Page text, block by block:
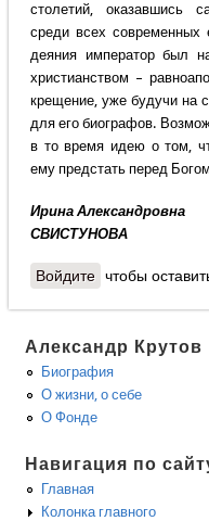
столетий, оказавшись
среди всех современных
деяния император был
христианством –
крещение, уже будучи на
для его биографов.
в то время идею о том,
ему предстать перед
Ирина Александровна
СВИСТУНОВА
Войдите чтобы
Александр Крутов
Биография
О жизни, о себе
О Фонде
Навигация по
Главная
Колонка главного